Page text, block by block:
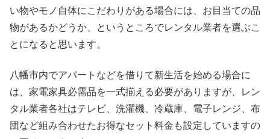
い物やモノ自体にこだわりがある場合には、お目当ての品
物があるかどうか、というところでレンタル業者を選ぶこ
とになると思います。
八幡市内でアパートなどを借りて新生活を始める場合に
は、家電家具必需品を一式揃える必要がありますが、レン
タル業者各社はテレビ、洗濯機、冷蔵庫、電子レンジ、布
団など組み合わせたお得なセット料金も設定していますの